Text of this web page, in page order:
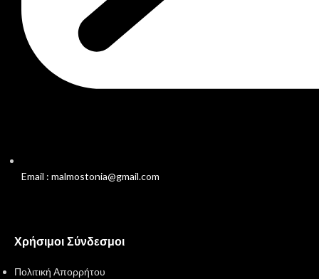
Email : malmostonia@gmail.com
Χρήσιμοι Σύνδεσμοι
Πολιτική Απορρήτου